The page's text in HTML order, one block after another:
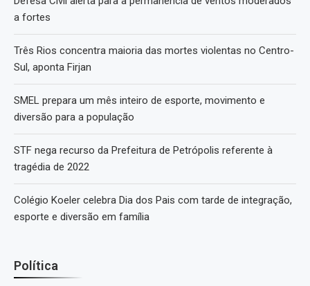
a fortes
Três Rios concentra maioria das mortes violentas no Centro-
Sul, aponta Firjan
SMEL prepara um mês inteiro de esporte, movimento e
diversão para a população
STF nega recurso da Prefeitura de Petrópolis referente à
tragédia de 2022
Colégio Koeler celebra Dia dos Pais com tarde de integração,
esporte e diversão em família
Política